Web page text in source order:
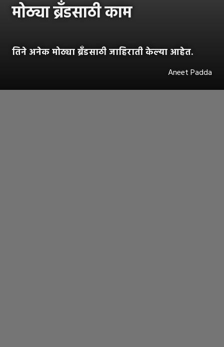
मोठ्या ब्रँडसाठी काम
तिने अनेक मोठ्या ब्रँडसाठी जाहिराती केल्या आहेत.
Aneet Padda